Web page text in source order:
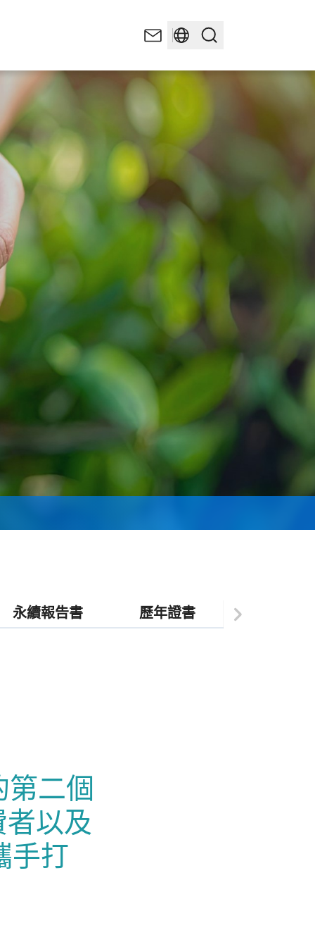
永續報告書 歷年證書
第二個
以及
手打